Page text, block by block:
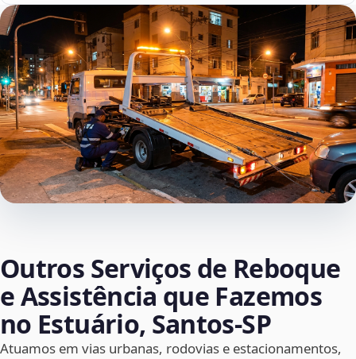
Outros Serviços de Reboque
e Assistência que Fazemos
no Estuário, Santos‑SP
Atuamos em vias urbanas, rodovias e estacionamentos,